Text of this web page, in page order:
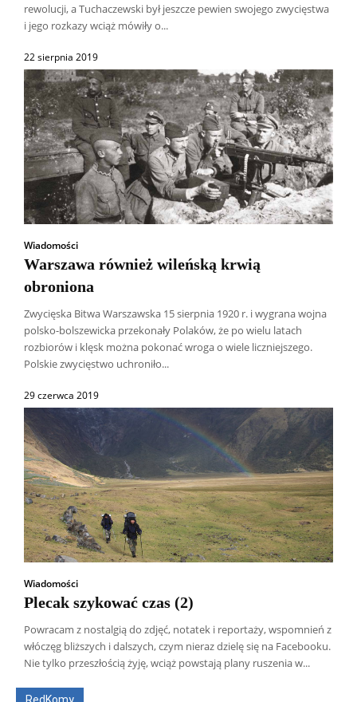
rewolucji, a Tuchaczewski był jeszcze pewien swojego zwycięstwa
i jego rozkazy wciąż mówiły o...
22 sierpnia 2019
Wiadomości
Warszawa również wileńską krwią
obroniona
Zwycięska Bitwa Warszawska 15 sierpnia 1920 r. i wygrana wojna
polsko-bolszewicka przekonały Polaków, że po wielu latach
rozbiorów i klęsk można pokonać wroga o wiele liczniejszego.
Polskie zwycięstwo uchroniło...
29 czerwca 2019
Wiadomości
Plecak szykować czas (2)
Powracam z nostalgią do zdjęć, notatek i reportaży, wspomnień z
włóczęg bliższych i dalszych, czym nieraz dzielę się na Facebooku.
Nie tylko przeszłością żyję, wciąż powstają plany ruszenia w...
RedKomy
Wszyscy Aleksander Borowik
Antoni Radczenko
Artur Płokszto
Grzegorz Górny
ks. Jarosław Wąsowicz SDB
Piotr Hlebowicz